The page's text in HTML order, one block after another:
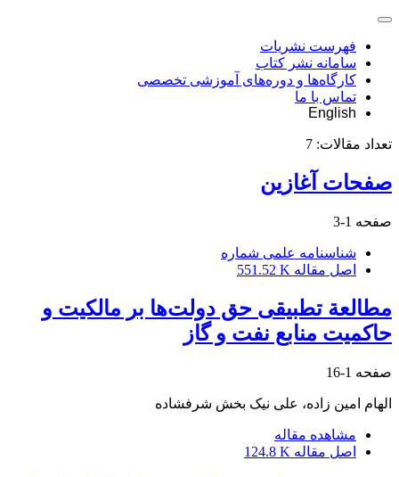
فهرست نشریات
سامانه نشر کتاب
کارگاه‌ها و دوره‌های آموزشی تخصصی
تماس با ما
English
تعداد مقالات: 7
صفحات آغازین
صفحه 1-3
شناسنامه علمی شماره
اصل مقاله 551.52 K
مطالعة تطبیقی حق دولت‌ها بر مالکیت و
حاکمیت منابع نفت و گاز
صفحه 1-16
الهام امین زاده، علی نیک بخش شرفشاده
مشاهده مقاله
اصل مقاله 124.8 K